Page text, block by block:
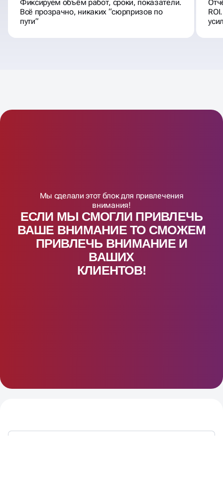
Фиксируем объём работ, сроки, показатели.
Всё прозрачно, никаких “сюрпризов по
пути”
Мы сделали этот блок для привлечения
внимания!
ЕСЛИ МЫ СМОГЛИ ПРИВЛЕЧЬ
ВАШЕ ВНИМАНИЕ ТО СМОЖЕМ
ПРИВЛЕЧЬ ВНИМАНИЕ И
ВАШИX
КЛИЕНТОВ!